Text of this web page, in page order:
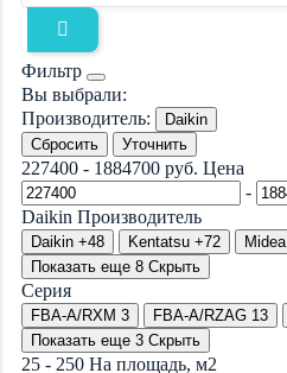
Фильтр
Вы выбрали:
Производитель:
Daikin
Сбросить
Уточнить
227400 - 1884700 руб. Цена
-
Daikin Производитель
Daikin +48 Kentatsu +72 Midea
Показать еще 8 Скрыть
Серия
FBA-A/RXM 3 FBA-A/RZAG 13
Показать еще 3 Скрыть
25 - 250 На площадь, м2